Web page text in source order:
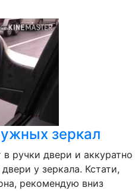
зеркал
ручки двери и аккуратно
у зеркала. Кстати,
рекомендую вниз